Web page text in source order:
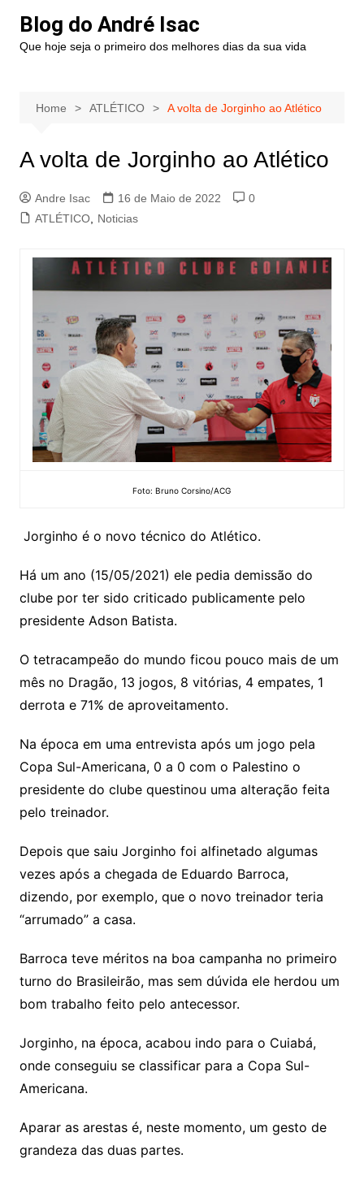
Blog do André Isac
Que hoje seja o primeiro dos melhores dias da sua vida
Home ATLÉTICO A volta de Jorginho ao Atlético
A volta de Jorginho ao Atlético
Andre Isac 16 de Maio de 2022
0
ATLÉTICO, Noticias
Foto: Bruno Corsino/ACG
Jorginho é o novo técnico do Atlético.
Há um ano (15/05/2021) ele pedia demissão do
clube por ter sido criticado publicamente pelo
presidente Adson Batista.
O tetracampeão do mundo ficou pouco mais de um
mês no Dragão, 13 jogos, 8 vitórias, 4 empates, 1
derrota e 71% de aproveitamento.
Na época em uma entrevista após um jogo pela
Copa Sul-Americana, 0 a 0 com o Palestino o
presidente do clube questinou uma alteração feita
pelo treinador.
Depois que saiu Jorginho foi alfinetado algumas
vezes após a chegada de Eduardo Barroca,
dizendo, por exemplo, que o novo treinador teria
“arrumado” a casa.
Barroca teve méritos na boa campanha no primeiro
turno do Brasileirão, mas sem dúvida ele herdou um
bom trabalho feito pelo antecessor.
Jorginho, na época, acabou indo para o Cuiabá,
onde conseguiu se classificar para a Copa Sul-
Americana.
Aparar as arestas é, neste momento, um gesto de
grandeza das duas partes.